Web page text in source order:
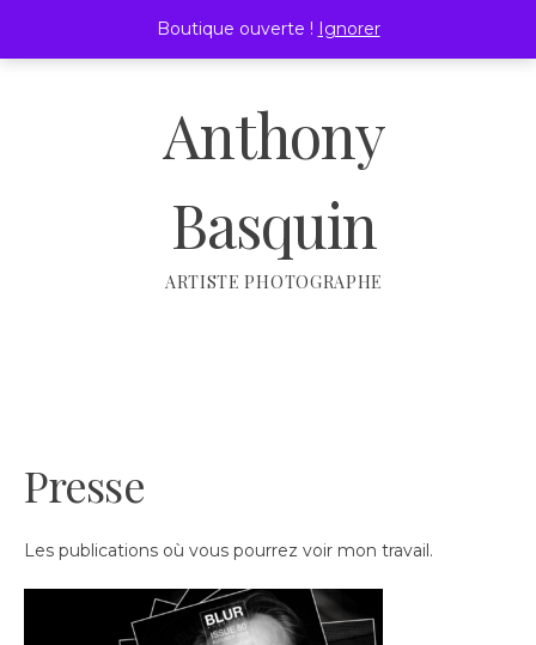
contenu
Anthony
Basquin
ARTISTE PHOTOGRAPHE
Presse
Les publications où vous pourrez voir mon travail.
Boutique ouverte ! Ignorer